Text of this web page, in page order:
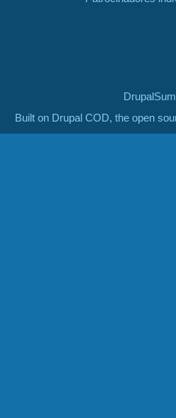
Built on Drupal COD, the open